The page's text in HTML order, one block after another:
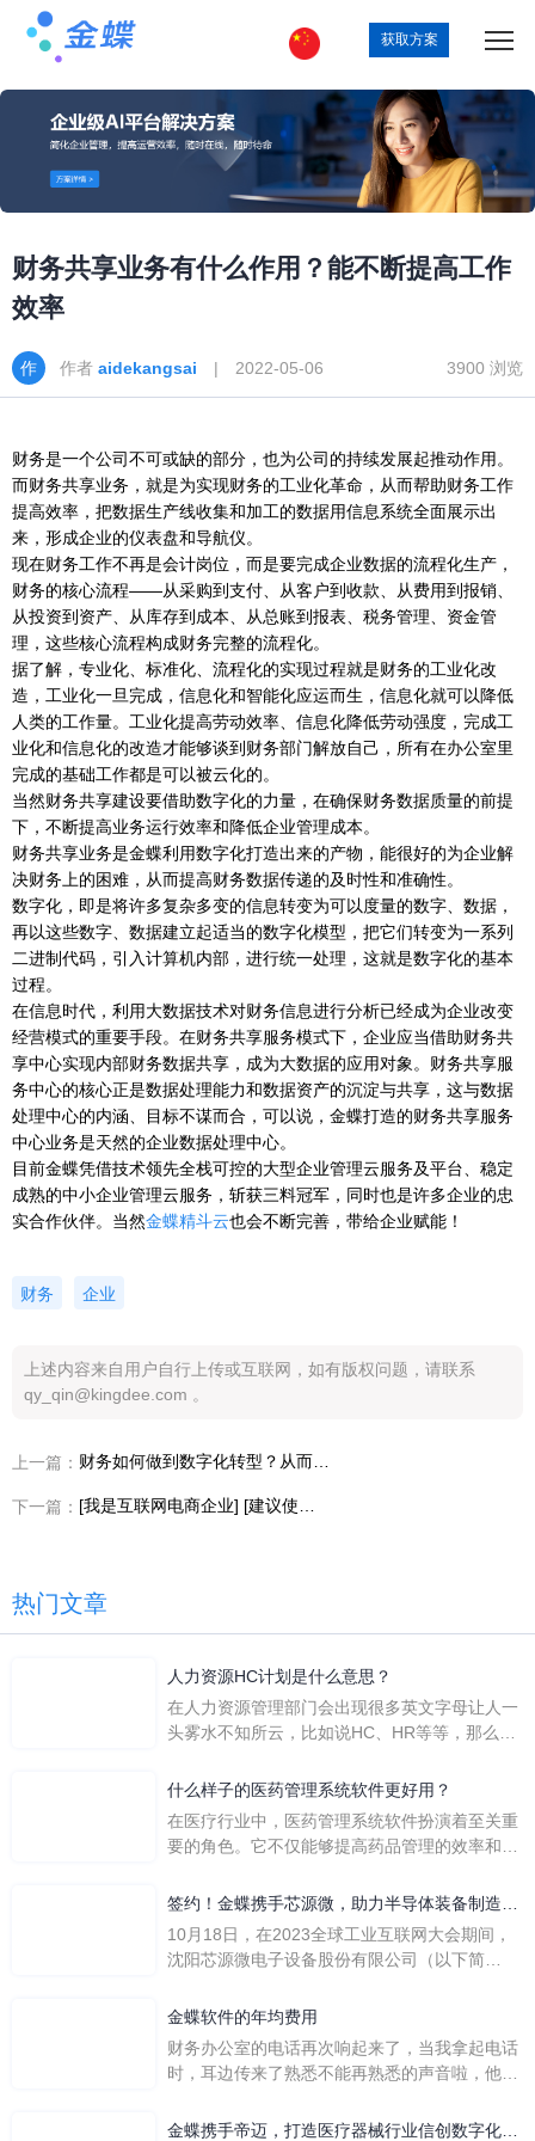
获取方案
财务共享业务有什么作用？能不断提高工作
效率
作者 aidekangsai | 2022-05-06 3900 浏览
财务是一个公司不可或缺的部分，也为公司的持续发展起推动作用。
而财务共享业务，就是为实现财务的工业化革命，从而帮助财务工作
提高效率，把数据生产线收集和加工的数据用信息系统全面展示出
来，形成企业的仪表盘和导航仪。
现在财务工作不再是会计岗位，而是要完成企业数据的流程化生产，
财务的核心流程——从采购到支付、从客户到收款、从费用到报销、
从投资到资产、从库存到成本、从总账到报表、税务管理、资金管
理，这些核心流程构成财务完整的流程化。
据了解，专业化、标准化、流程化的实现过程就是财务的工业化改
造，工业化一旦完成，信息化和智能化应运而生，信息化就可以降低
人类的工作量。工业化提高劳动效率、信息化降低劳动强度，完成工
业化和信息化的改造才能够谈到财务部门解放自己，所有在办公室里
完成的基础工作都是可以被云化的。
当然财务共享建设要借助数字化的力量，在确保财务数据质量的前提
下，不断提高业务运行效率和降低企业管理成本。
财务共享业务是金蝶利用数字化打造出来的产物，能很好的为企业解
决财务上的困难，从而提高财务数据传递的及时性和准确性。
数字化，即是将许多复杂多变的信息转变为可以度量的数字、数据，
再以这些数字、数据建立起适当的数字化模型，把它们转变为一系列
二进制代码，引入计算机内部，进行统一处理，这就是数字化的基本
过程。
在信息时代，利用大数据技术对财务信息进行分析已经成为企业改变
经营模式的重要手段。在财务共享服务模式下，企业应当借助财务共
享中心实现内部财务数据共享，成为大数据的应用对象。财务共享服
务中心的核心正是数据处理能力和数据资产的沉淀与共享，这与数据
处理中心的内涵、目标不谋而合，可以说，金蝶打造的财务共享服务
中心业务是天然的企业数据处理中心。
目前金蝶凭借技术领先全栈可控的大型企业管理云服务及平台、稳定
成熟的中小企业管理云服务，斩获三料冠军，同时也是许多企业的忠
实合作伙伴。当然金蝶精斗云也会不断完善，带给企业赋能！
财务 企业
上述内容来自用户自行上传或互联网，如有版权问题，请联系
qy_qin@kingdee.com 。
上一篇：
下一篇：
热门文章
人力资源HC计划是什么意思？
在人力资源管理部门会出现很多英文字母让人一
头雾水不知所云，比如说HC、HR等等，那么它
么呢？
什么样子的医药管理系统软件更好用？
在医疗行业中，医药管理系统软件扮演着至关重
要的角色。它不仅能够提高药品管理的效率和准
一个好用的医药管理系统软件应具备以下特点。
地进行操作。 复杂的
签约！金蝶携手芯源微，助力半导体装备制造领
先企业迈向世界
10月18日，在2023全球工业互联网大会期间，
沈阳芯源微电子设备股份有限公司（以下简
下简称“金蝶”）在辽宁沈阳签署战略合作协议。
营管控平台，从而实现公司产研一体化、业财一
体化，提升公司整体业务水平。
金蝶软件的年均费用
财务办公室的电话再次响起来了，当我拿起电话
时，耳边传来了熟悉不能再熟悉的声音啦，他就
软件过程中遇到任何问题，我都可以获得金蝶服
金蝶携手帝迈，打造医疗器械行业信创数字化标